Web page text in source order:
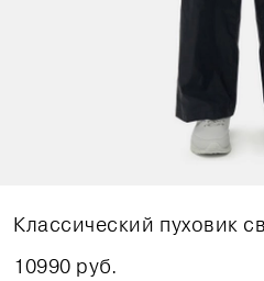
Классический пуховик
10990 руб.